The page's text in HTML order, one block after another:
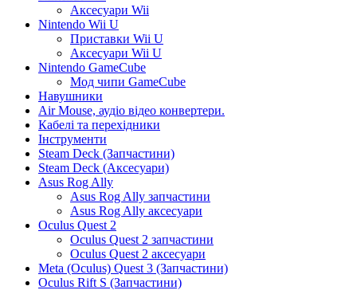
Аксесуари Wii
Nintendo Wii U
Приставки Wii U
Аксесуари Wii U
Nintendo GameCube
Мод чипи GameCube
Навушники
Air Mouse, аудіо відео конвертери.
Кабелі та перехідники
Інструменти
Steam Deck (Запчастини)
Steam Deck (Аксесуари)
Asus Rog Ally
Asus Rog Ally запчастини
Asus Rog Ally аксесуари
Oculus Quest 2
Oculus Quest 2 запчастини
Oculus Quest 2 аксесуари
Meta (Oculus) Quest 3 (Запчастини)
Oculus Rift S (Запчастини)